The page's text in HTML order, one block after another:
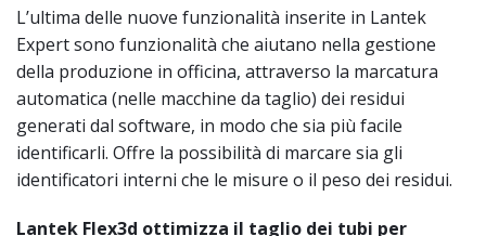
L’ultima delle nuove funzionalità inserite in Lantek
Expert sono funzionalità che aiutano nella gestione
della produzione in officina, attraverso la marcatura
automatica (nelle macchine da taglio) dei residui
generati dal software, in modo che sia più facile
identificarli. Offre la possibilità di marcare sia gli
identificatori interni che le misure o il peso dei residui.
Lantek Flex3d ottimizza il taglio dei tubi per